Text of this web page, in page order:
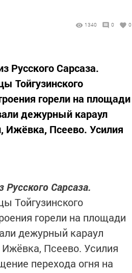
1340 0 0
Русского Сарсаза.
Тойгузинского
горели на площади
дежурный караул
Ижёвка, Псеево. Усилия
Сарсаза.
Тойгузинского
горели на площади
дежурный караул
Псеево. Усилия
перехода огня на